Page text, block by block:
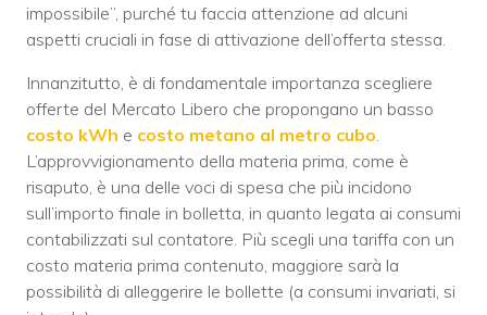
impossibile”, purché tu faccia attenzione ad alcuni
aspetti cruciali in fase di attivazione dell’offerta stessa.
Innanzitutto, è di fondamentale importanza scegliere
offerte del Mercato Libero che propongano un basso
costo kWh e costo metano al metro cubo
L’approvvigionamento della materia prima, come è
risaputo, è una delle voci di spesa che più incidono
sull’importo finale in bolletta, in quanto legata ai consumi
contabilizzati sul contatore. Più scegli una tariffa con un
costo materia prima contenuto, maggiore sarà la
possibilità di alleggerire le bollette (a consumi invariati, si